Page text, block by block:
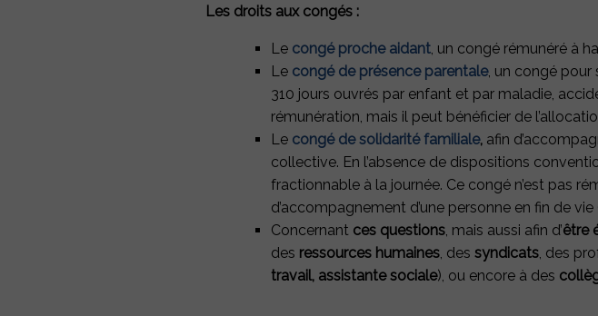
Les droits aux congés :
Le congé proche aidant , un congé rémunéré à
Le congé de présence parentale, un congé pour
310 jours ouvrés par enfant et par maladie,
rémunération, mais il peut bénéficier de
Le congé de solidarité familiale, afin
collective. En l’absence de dispositions
fractionnable à la journée. Ce congé n’est pas
d’accompagnement d’une personne en fin de
Concernant ces questions , mais aussi afin d’être
des ressources humaines , des syndicats , des
travail, assistante sociale), ou encore à des
NEWSLETTER
Recevez chaque mois les
articles d'expertise et ses
Inscrivez-vous
à la newsletter :